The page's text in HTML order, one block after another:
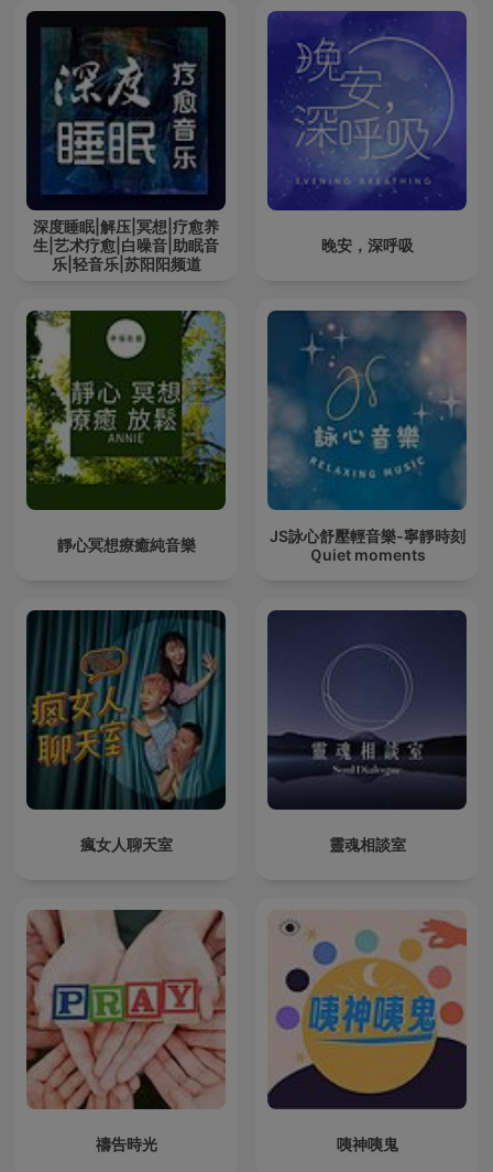
深度睡眠|解压|冥想|疗愈养
生|艺术疗愈|白噪音|助眠音
乐|轻音乐|苏阳阳频道
晚安，深呼吸
靜心冥想療癒純音樂
JS詠心舒壓輕音樂-寧靜時刻
Ｑuiet moments
瘋女人聊天室 靈魂相談室
禱告時光 咦神咦鬼